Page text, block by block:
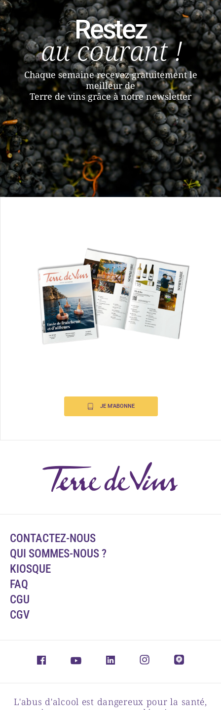
Restez
au courant !
Chaque semaine recevez gratuitement le
meilleur de
Terre de vins grâce à notre newsletter
JE M'ABONNE
CONTACTEZ-NOUS
QUI SOMMES-NOUS ?
KIOSQUE
FAQ
CGU
CGV
L'abus d'alcool est dangereux pour la santé,